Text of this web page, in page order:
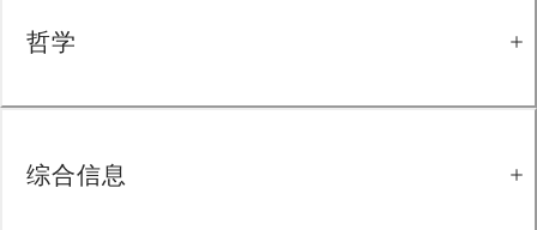
哲学
综合信息